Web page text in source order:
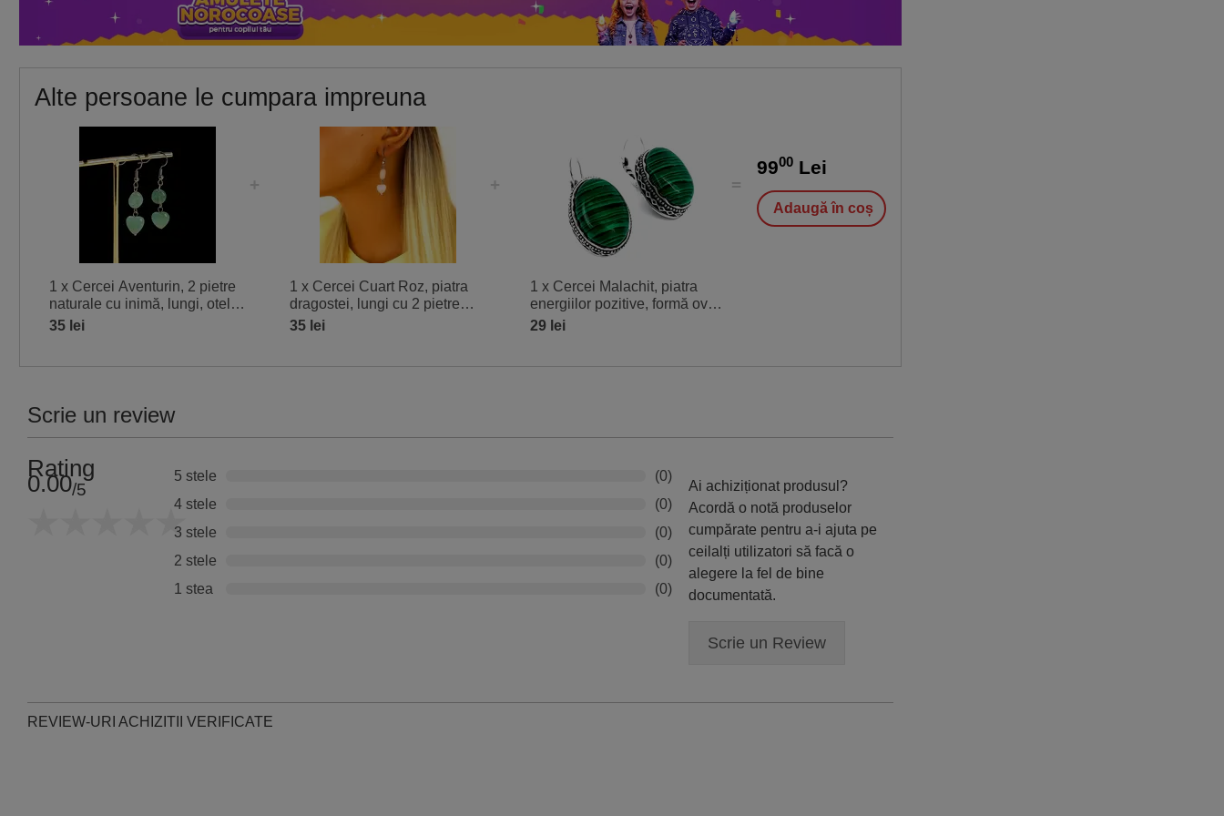
Alte persoane le cumpara impreuna
1 x Cercei Aventurin, 2 pietre
naturale cu inimă, lungi, otel
inoxidabil
35 lei
1 x Cercei Cuart Roz, piatra
dragostei, lungi cu 2 pietre
inima si rotund, otel inoxidabil
35 lei
1 x Cercei Malachit, piatra
energiilor pozitive, formă oval
sau lacrimă cu motive grecești
29 lei
9900 Lei
Adaugă în coș
Scrie un review
Rating
0.00/5
5 stele
(0)
4 stele
(0)
3 stele
(0)
2 stele
(0)
1 stea
(0)
Ai achiziționat produsul?
Acordă o notă produselor
cumpărate pentru a-i ajuta pe
ceilalți utilizatori să facă o
alegere la fel de bine
documentată.
Scrie un Review
REVIEW-URI ACHIZITII VERIFICATE